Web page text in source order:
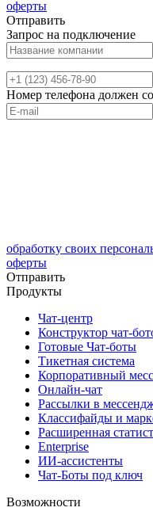
оферты
Отправить
Запрос на подключение
Номер телефона должен
обработку своих
оферты
Отправить
Продукты
Чат-центр
Конструктор чат-
Готовые Чат-боты
Тикетная система
Корпоративный
Онлайн-чат
Рассылки в
Классифайды и
Расширенная
Enterprise
ИИ-ассистенты
Чат-Боты под ключ
Возможности